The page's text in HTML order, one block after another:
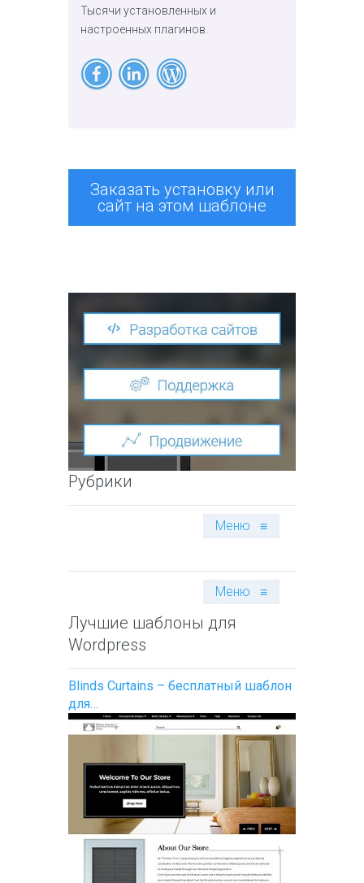
Тысячи установленных и
настроенных плагинов.
Заказать установку или
сайт на этом шаблоне
Рубрики
Меню ≡
Меню ≡
Лучшие шаблоны для
Wordpress
Blinds Curtains – бесплатный шаблон
для…